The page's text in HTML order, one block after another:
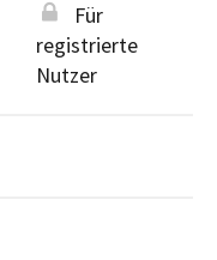
Für
registrierte
Nutzer